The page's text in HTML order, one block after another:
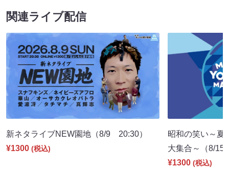
関連ライブ配信
新ネタライブNEW園地（8/9 20:30）
¥1300 (税込)
昭和の笑い～夏
大集合～（8/
¥1300 (税込)